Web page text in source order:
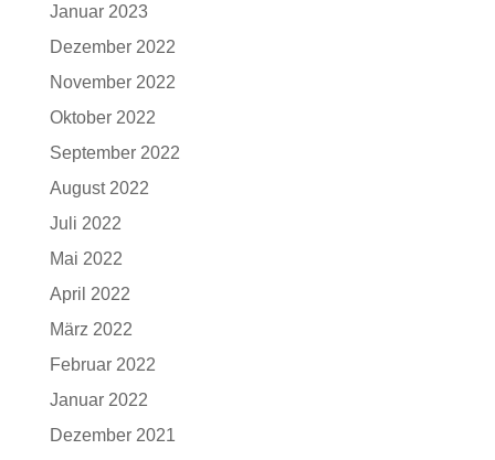
Januar 2023
Dezember 2022
November 2022
Oktober 2022
September 2022
August 2022
Juli 2022
Mai 2022
April 2022
März 2022
Februar 2022
Januar 2022
Dezember 2021